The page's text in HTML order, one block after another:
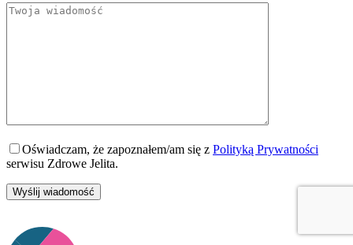
Oświadczam, że zapoznałem/am się z Polityką Prywatności
serwisu Zdrowe Jelita.